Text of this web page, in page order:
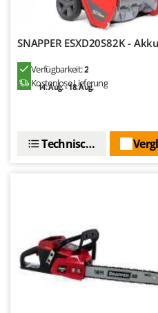
SNAPPER ESXD20S82K -
Verfügbarkeit:2
Kostenlose Lieferung
14. Aug. - 18. Aug.
Technische Daten